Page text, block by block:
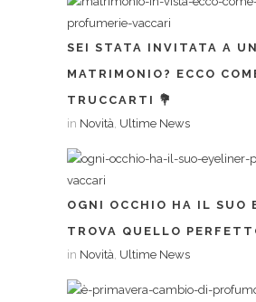
SEI STATA INVITATA A UN
MATRIMONIO? ECCO
TRUCCARTI 💐
in Novità, Ultime News
OGNI OCCHIO HA IL SUO
TROVA QUELLO
in Novità, Ultime News